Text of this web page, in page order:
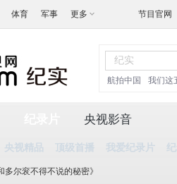
体育 军事 更多 节目官网
航拍中国 我们这
央视精品 顶级首播 我爱纪录片
央视影音
多尔衮不得不说的秘密》